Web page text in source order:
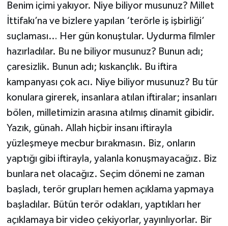
Benim içimi yakıyor. Niye biliyor musunuz? Millet
İttifakı’na ve bizlere yapılan ‘terörle iş işbirliği’
suçlaması… Her gün konuştular. Uydurma filmler
hazırladılar. Bu ne biliyor musunuz? Bunun adı;
çaresizlik. Bunun adı; kıskançlık. Bu iftira
kampanyası çok acı. Niye biliyor musunuz? Bu tür
konulara girerek, insanlara atılan iftiralar; insanları
bölen, milletimizin arasına atılmış dinamit gibidir.
Yazık, günah. Allah hiçbir insanı iftirayla
yüzleşmeye mecbur bırakmasın. Biz, onların
yaptığı gibi iftirayla, yalanla konuşmayacağız. Biz
bunlara net olacağız. Seçim dönemi ne zaman
başladı, terör grupları hemen açıklama yapmaya
başladılar. Bütün terör odakları, yaptıkları her
açıklamaya bir video çekiyorlar, yayınlıyorlar. Bir